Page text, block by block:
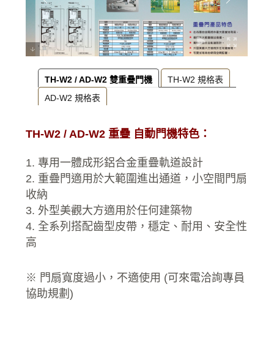
TH-W2 / AD-W2 雙重疊門機
TH-W2 規格表
AD-W2 規格表
TH-W2 / AD-W2 重疊 自動門機特色：
1. 專用一體成形鋁合金重疊軌道設計
2. 重疊門適用於大範圍進出通道，小空間門扇
收納
3. 外型美觀大方適用於任何建築物
4. 全系列搭配齒型皮帶，穩定、耐用、安全性
高
※ 門扇寬度過小，不適使用 (可來電洽詢專員
協助規劃)